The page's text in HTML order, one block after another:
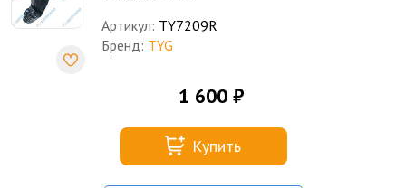
Артикул: TY7209R
Бренд: TYG
1 600 ₽
Купить